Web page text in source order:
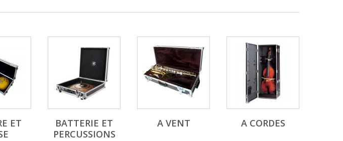
ET
BATTERIE ET
PERCUSSIONS
A VENT A CORDES